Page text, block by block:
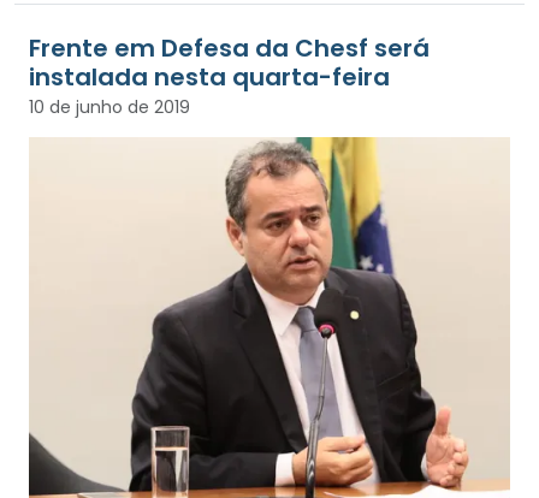
Frente em Defesa da Chesf será
instalada nesta quarta-feira
10 de junho de 2019